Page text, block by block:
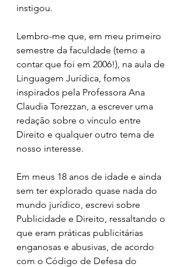
instigou.
Lembro-me que, em meu primeiro
semestre da faculdade (temo a
contar que foi em 2006!), na aula de
Linguagem Jurídica, fomos
inspirados pela Professora Ana
Claudia Torezzan, a escrever uma
redação sobre o vínculo entre
Direito e qualquer outro tema de
nosso interesse.
Em meus 18 anos de idade e ainda
sem ter explorado quase nada do
mundo jurídico, escrevi sobre
Publicidade e Direito, ressaltando o
que eram práticas publicitárias
enganosas e abusivas, de acordo
com o Código de Defesa do